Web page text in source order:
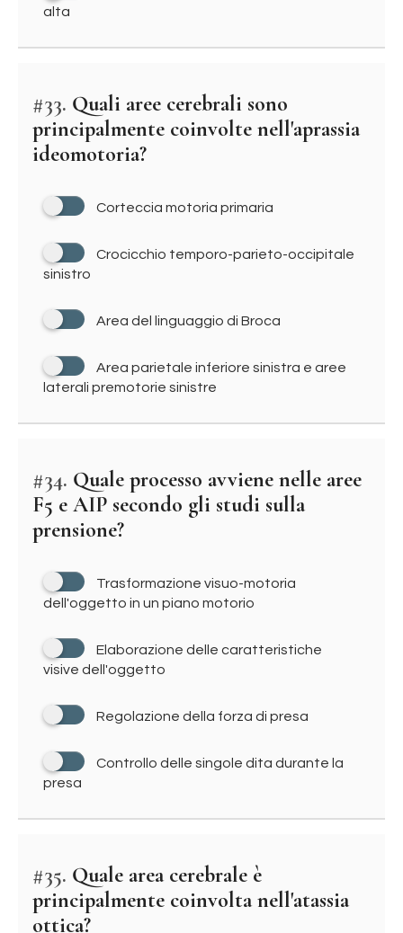
alta
#33. Quali aree cerebrali sono
principalmente coinvolte nell'aprassia
ideomotoria?
Corteccia motoria primaria
Crocicchio temporo-parieto-occipitale
sinistro
Area del linguaggio di Broca
Area parietale inferiore sinistra e aree
laterali premotorie sinistre
#34. Quale processo avviene nelle aree
F5 e AIP secondo gli studi sulla
prensione?
Trasformazione visuo-motoria
dell'oggetto in un piano motorio
Elaborazione delle caratteristiche
visive dell'oggetto
Regolazione della forza di presa
Controllo delle singole dita durante la
presa
#35. Quale area cerebrale è
principalmente coinvolta nell'atassia
ottica?